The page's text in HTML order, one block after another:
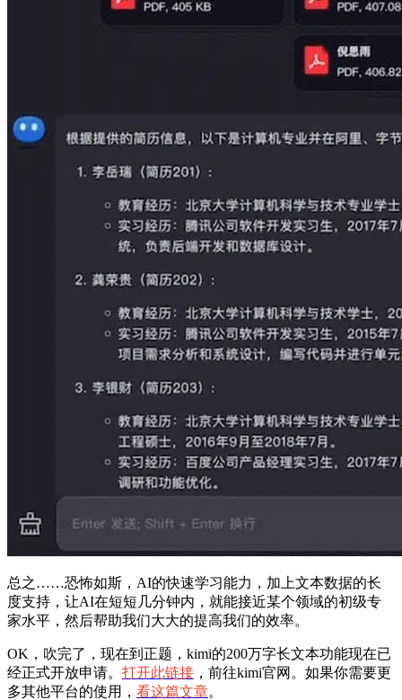
总之……恐怖如斯，AI的快速学习能力，加上文本数据的长
度支持，让AI在短短几分钟内，就能接近某个领域的初级专
家水平，然后帮助我们大大的提高我们的效率。
OK，吹完了，现在到正题，kimi的200万字长文本功能现在已
经正式开放申请。 打开此链接 ，前往kimi官网。如果你需要更
多其他平台的使用， 看这篇文章。